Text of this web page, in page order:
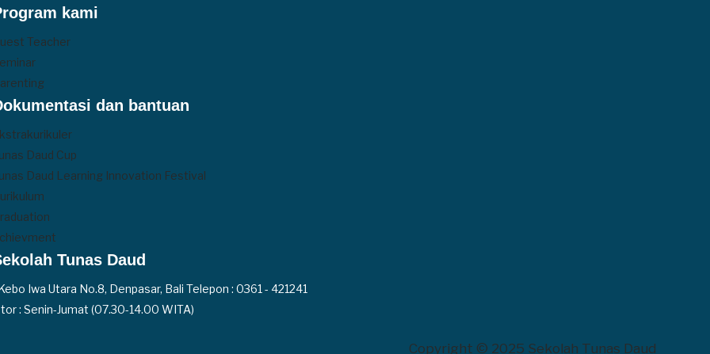
kami
Teacher
dan bantuan
Daud Cup
Daud Learning Innovation Festival
Tunas Daud
Iwa Utara No.8, Denpasar, Bali Telepon : 0361 - 421241
: Senin-Jumat (07.30-14.00 WITA)
Copyright © 2025 Sekolah Tunas Daud